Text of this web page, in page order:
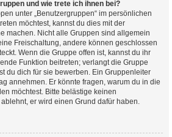
und wie trete ich ihnen bei?
unter „Benutzergruppen“ im persönlichen
möchtest, kannst du dies mit der
machen. Nicht alle Gruppen sind allgemein
Freischaltung, andere können geschlossen
Wenn die Gruppe offen ist, kannst du ihr
Funktion beitreten; verlangt die Gruppe
du dich für sie bewerben. Ein Gruppenleiter
annehmen. Er könnte fragen, warum du in die
möchtest. Bitte belästige keinen
er wird einen Grund dafür haben.